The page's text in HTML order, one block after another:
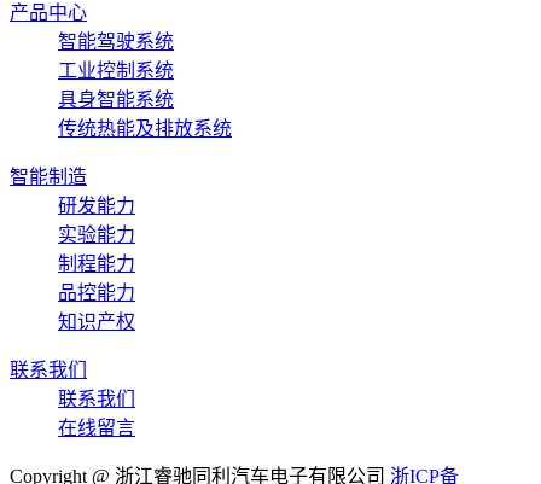
产品中心
智能驾驶系统
工业控制系统
具身智能系统
传统热能及排放系统
智能制造
研发能力
实验能力
制程能力
品控能力
知识产权
联系我们
联系我们
在线留言
Copyright @ 浙江睿驰同利汽车电子有限公司 浙ICP备